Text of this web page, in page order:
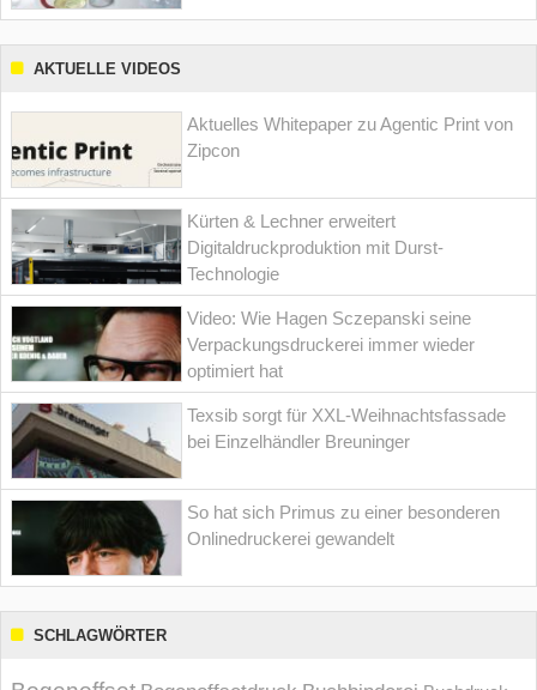
AKTUELLE VIDEOS
Aktuelles Whitepaper zu Agentic Print von
Zipcon
Kürten & Lechner erweitert
Digitaldruckproduktion mit Durst-
Technologie
Video: Wie Hagen Sczepanski seine
Verpackungsdruckerei immer wieder
optimiert hat
Texsib sorgt für XXL-Weihnachtsfassade
bei Einzelhändler Breuninger
So hat sich Primus zu einer besonderen
Onlinedruckerei gewandelt
SCHLAGWÖRTER